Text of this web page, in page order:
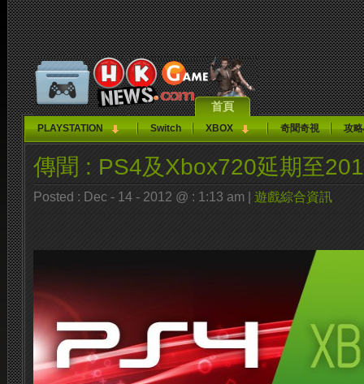
首頁
PLAYSTATION Switch XBOX 奇聞奇視 攻
傳聞 : PS4及Xbox720延期至
Posted : Dec - 14 - 2012 @ : 1:13 am | 遊戲綜合資訊